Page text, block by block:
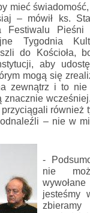
mieć
– mówił ks.
Festiwalu
Tygodnia
do Kościoła,
aby
mogą się
zewnątrz i to
znacznie
również
– nie w
-
nie
jesteśmy